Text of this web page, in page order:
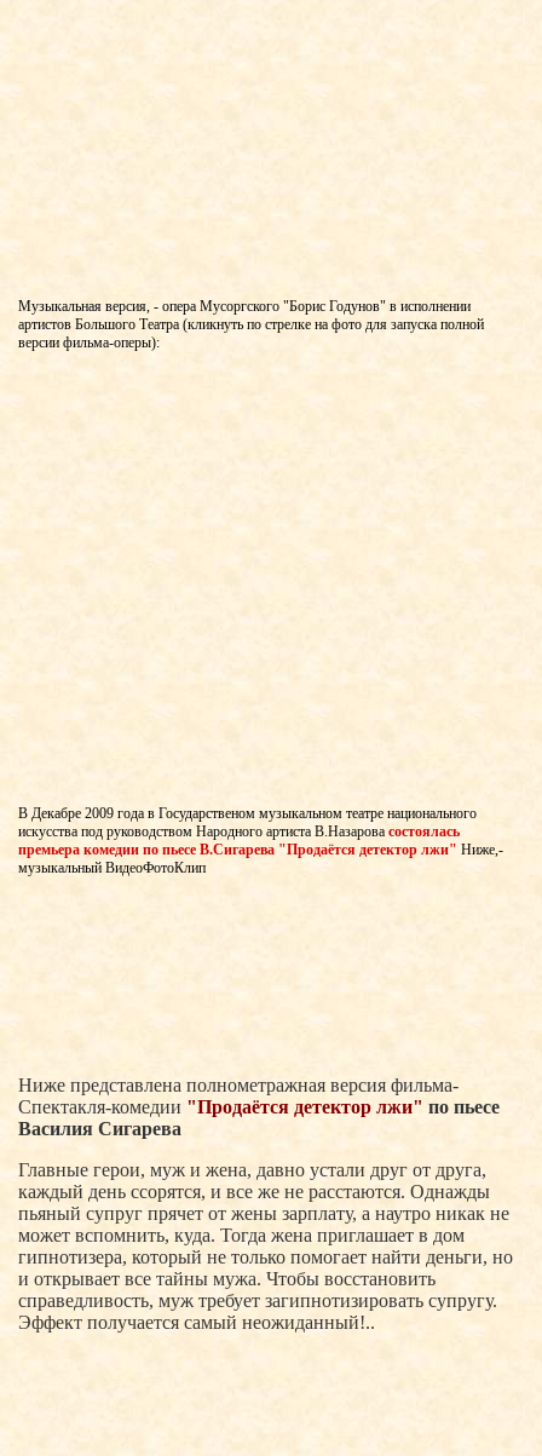
Музыкальная версия, - опера Мусоргского "Борис Годунов" в исполнении
артистов Большого Театра (кликнуть по стрелке на фото для запуска полной
версии фильма-оперы):
В Декабре 2009 года в Государственом музыкальном театре национального
искусства под руководством Народного артиста В.Назарова состоялась
премьера комедии по пьесе В.Сигарева "Продаётся детектор лжи" Ниже,-
музыкальный ВидеоФотоКлип
Ниже представлена полнометражная версия фильма-
Спектакля-комедии "Продаётся детектор лжи" по пьесе
Василия Сигарева
Главные герои, муж и жена, давно устали друг от друга,
каждый день ссорятся, и все же не расстаются. Однажды
пьяный супруг прячет от жены зарплату, а наутро никак не
может вспомнить, куда. Тогда жена приглашает в дом
гипнотизера, который не только помогает найти деньги, но
и открывает все тайны мужа. Чтобы восстановить
справедливость, муж требует загипнотизировать супругу.
Эффект получается самый неожиданный!..